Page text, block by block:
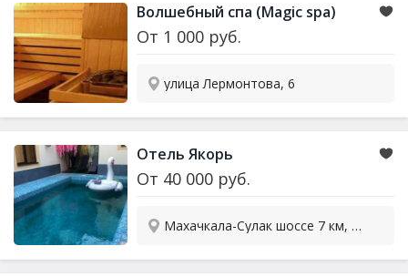
Волшебный спа (Magic spa)
От 1 000 руб.
улица Лермонтова, 6
Отель Якорь
От 40 000 руб.
Махачкала-Сулак шоссе 7 км, 6/1